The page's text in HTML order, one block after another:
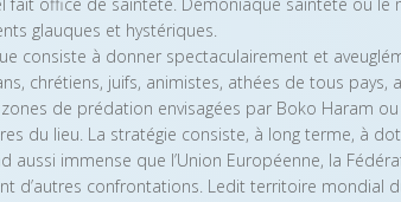
glauques et hystériques.
consiste à donner spectaculairement et
chrétiens, juifs, animistes, athées de tous
de prédation envisagées par Boko Haram
du lieu. La stratégie consiste, à long terme, à
aussi immense que l’Union Européenne, la
d’autres confrontations. Ledit territoire mondial